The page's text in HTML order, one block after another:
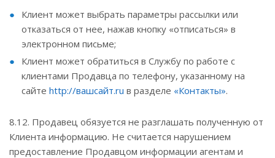
Клиент может выбрать параметры рассылки или
отказаться от нее, нажав кнопку «отписаться» в
электронном письме;
Клиент может обратиться в Службу по работе с
клиентами Продавца по телефону, указанному на
сайте http://вашсайт.ru в разделе «Контакты».
8.12. Продавец обязуется не разглашать полученную от
Клиента информацию. Не считается нарушением
предоставление Продавцом информации агентам и